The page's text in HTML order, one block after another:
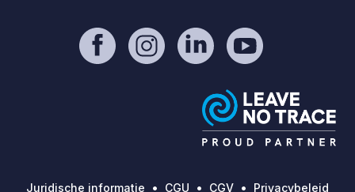
Juridische informatie CGU CGV Privacybeleid